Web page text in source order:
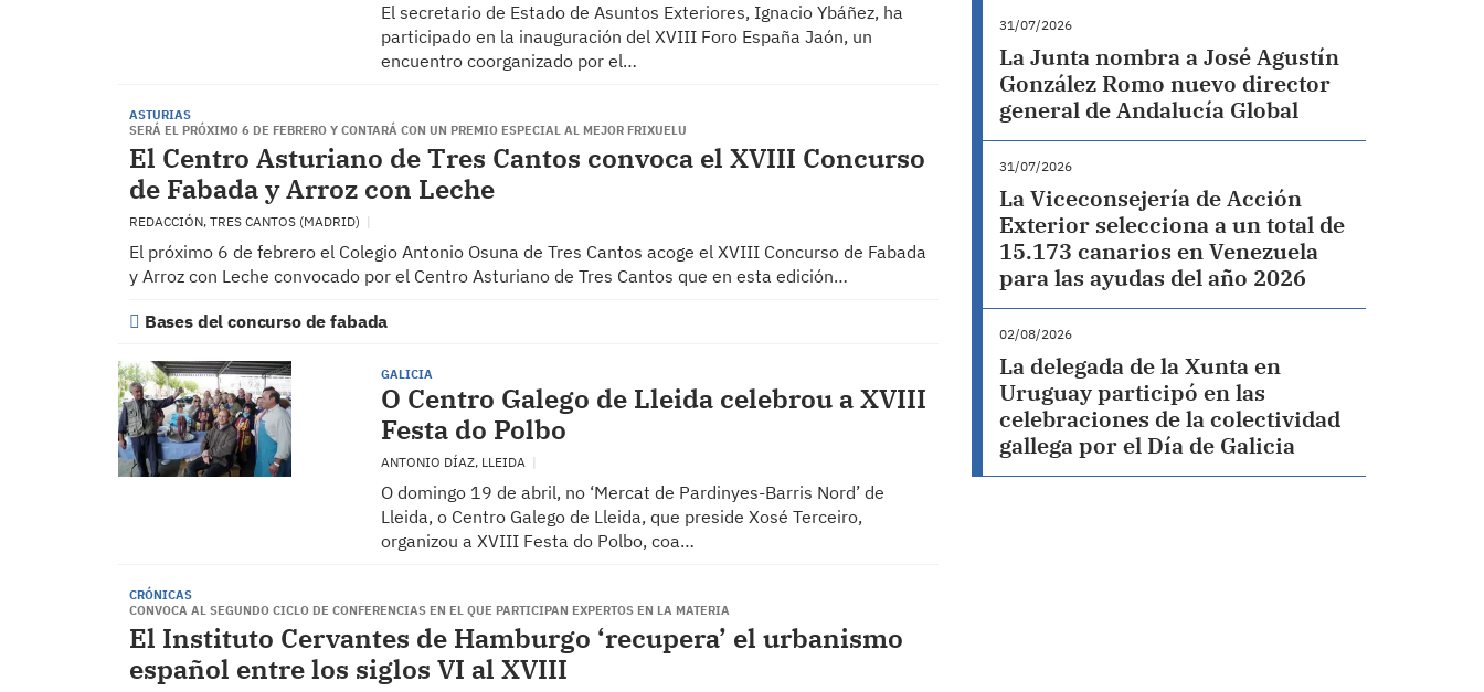
El secretario de Estado de Asuntos Exteriores, Ignacio Ybáñez, ha
participado en la inauguración del XVIII Foro España Jaón, un
encuentro coorganizado por el…
ASTURIAS
SERÁ EL PRÓXIMO 6 DE FEBRERO Y CONTARÁ CON UN PREMIO ESPECIAL AL MEJOR FRIXUELU
El Centro Asturiano de Tres Cantos convoca el XVIII Concurso
de Fabada y Arroz con Leche
REDACCIÓN, TRES CANTOS (MADRID)
El próximo 6 de febrero el Colegio Antonio Osuna de Tres Cantos acoge el XVIII Concurso de Fabada
y Arroz con Leche convocado por el Centro Asturiano de Tres Cantos que en esta edición…
Bases del concurso de fabada
GALICIA
O Centro Galego de Lleida celebrou a XVIII
Festa do Polbo
ANTONIO DÍAZ, LLEIDA
O domingo 19 de abril, no ‘Mercat de Pardinyes-Barris Nord’ de
Lleida, o Centro Galego de Lleida, que preside Xosé Terceiro,
organizou a XVIII Festa do Polbo, coa…
CRÓNICAS
CONVOCA AL SEGUNDO CICLO DE CONFERENCIAS EN EL QUE PARTICIPAN EXPERTOS EN LA MATERIA
El Instituto Cervantes de Hamburgo ‘recupera’ el urbanismo
español entre los siglos VI al XVIII
31/07/2026
La Junta nombra a José Agustín
González Romo nuevo director
general de Andalucía Global
31/07/2026
La Viceconsejería de Acción
Exterior selecciona a un total de
15.173 canarios en Venezuela
para las ayudas del año 2026
02/08/2026
La delegada de la Xunta en
Uruguay participó en las
celebraciones de la colectividad
gallega por el Día de Galicia